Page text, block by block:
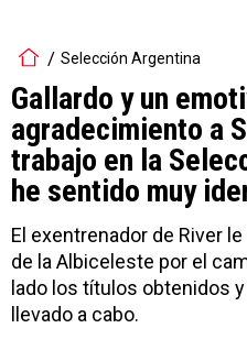
Selección Argentina
Gallardo y un
agradecimiento a
trabajo en la
he sentido muy
El exentrenador de River
de la Albiceleste por el
lado los títulos obtenidos
llevado a cabo.